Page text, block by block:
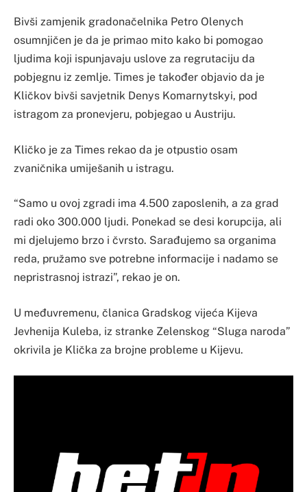
Bivši zamjenik gradonačelnika Petro Olenych
osumnjičen je da je primao mito kako bi pomogao
ljudima koji ispunjavaju uslove za regrutaciju da
pobjegnu iz zemlje. Times je također objavio da je
Kličkov bivši savjetnik Denys Komarnytskyi, pod
istragom za pronevjeru, pobjegao u Austriju.
Kličko je za Times rekao da je otpustio osam
zvaničnika umiješanih u istragu.
“Samo u ovoj zgradi ima 4.500 zaposlenih, a za grad
radi oko 300.000 ljudi. Ponekad se desi korupcija, ali
mi djelujemo brzo i čvrsto. Sarađujemo sa organima
reda, pružamo sve potrebne informacije i nadamo se
nepristrasnoj istrazi”, rekao je on.
U međuvremenu, članica Gradskog vijeća Kijeva
Jevhenija Kuleba, iz stranke Zelenskog “Sluga naroda”
okrivila je Klička za brojne probleme u Kijevu.